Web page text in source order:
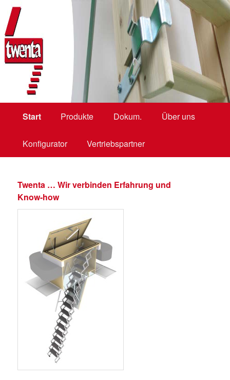
Twenta BV
bodentreppen, loftladders, vlieringtrappen, zoldertrappen, kniestocktüren
Zum
primären
springen
Zum
sekundären
springen
Start Produkte Dokum. Über uns
Konfigurator Vertriebspartner
Twenta … Wir verbinden Erfahrung und
Know-how